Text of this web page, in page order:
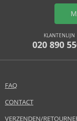
KLANTENLIJN
020 890
FAQ
CONTACT
VERZENDEN/